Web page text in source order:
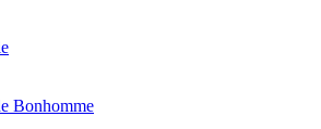
Bonhomme